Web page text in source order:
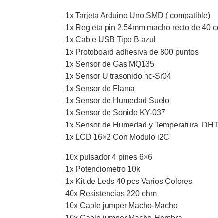
1x Tarjeta Arduino Uno SMD ( compatible)
1x Regleta pin 2.54mm macho recto de 40
1x Cable USB Tipo B azul
1x Protoboard adhesiva de 800 puntos
1x Sensor de Gas MQ135
1x Sensor Ultrasonido hc-Sr04
1x Sensor de Flama
1x Sensor de Humedad Suelo
1x Sensor de Sonido KY-037
1x Sensor de Humedad y Temperatura
1x LCD 16×2 Con Modulo i2C
10x pulsador 4 pines 6×6
1x Potenciometro 10k
1x Kit de Leds 40 pcs Varios Colores
40x Resistencias 220 ohm
10x Cable jumper Macho-Macho